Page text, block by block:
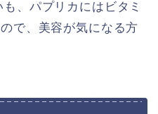
、パプリカにはビタミ
で、美容が気になる方